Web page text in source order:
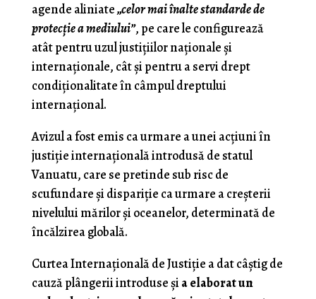
agende aliniate„celor mai înalte standarde de
protecţie a mediului”, pe care le configurează
atât pentru uzul justiţiilor naţionale şi
internaţionale, cât şi pentru a servi drept
condiţionalitate în câmpul dreptului
internaţional.
Avizul a fost emis ca urmare a unei acţiuni în
justiţie internaţională introdusă de statul
Vanuatu, care se pretinde sub risc de
scufundare şi dispariţie ca urmare a creşterii
nivelului mărilor şi oceanelor, determinată de
încălzirea globală.
Curtea Internaţională de Justiţie a dat câştig de
cauză plângerii introduse şi a elaborat un